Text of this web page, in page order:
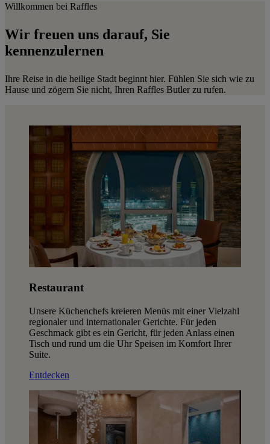
Willkommen bei Raffles
Wir freuen uns darauf, Sie
kennenzulernen
Ihre Reise in die heilige Stadt beginnt hier. Fühlen Sie sich wie zu
Hause und zögern Sie nicht, Ihren Raffles Butler zu rufen.
Restaurant
Unsere Küchenchefs kreieren Menüs mit einer Vielzahl
regionaler und internationaler Gerichte. Für jeden
Geschmack gibt es ein Gericht, für jeden Anlass einen
Tisch und rund um die Uhr Speisen im Komfort Ihrer
Suite.
Entdecken